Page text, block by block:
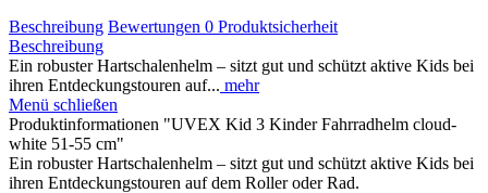
Beschreibung Bewertungen 0 Produktsicherheit
Beschreibung
Ein robuster Hartschalenhelm – sitzt gut und schützt aktive Kids bei
ihren Entdeckungstouren auf... mehr
Menü schließen
Produktinformationen "UVEX Kid 3 Kinder Fahrradhelm cloud-
white 51-55 cm"
Ein robuster Hartschalenhelm – sitzt gut und schützt aktive Kids bei
ihren Entdeckungstouren auf dem Roller oder Rad.